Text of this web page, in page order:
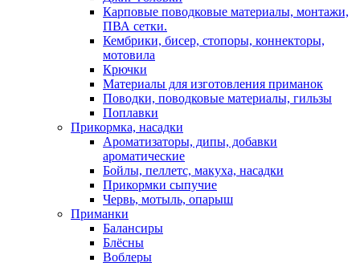
Карповые поводковые материалы, монтажи,
ПВА сетки.
Кембрики, бисер, стопоры, коннекторы,
мотовила
Крючки
Материалы для изготовления приманок
Поводки, поводковые материалы, гильзы
Поплавки
Прикормка, насадки
Ароматизаторы, дипы, добавки
ароматические
Бойлы, пеллетс, макуха, насадки
Прикормки сыпучие
Червь, мотыль, опарыш
Приманки
Балансиры
Блёсны
Воблеры